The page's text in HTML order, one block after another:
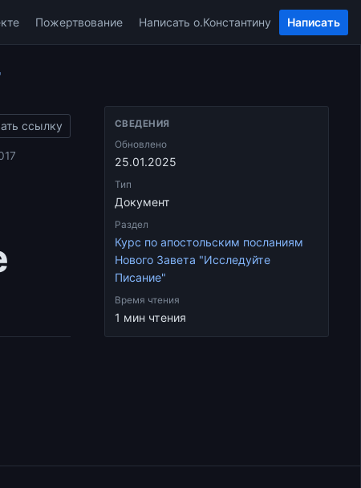
Пожертвование Написать о.Константину Написать
ссылку
СВЕДЕНИЯ
Обновлено
25.01.2025
Тип
Документ
Раздел
Курс по апостольским посланиям
Нового Завета "Исследуйте
Писание"
Время чтения
1 мин чтения